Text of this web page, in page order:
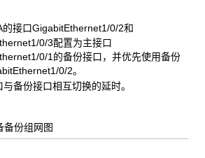
接口GigabitEthernet1/0/2和
0/3配置为主接口
0/1的备份接口，并优先使用备份
0/2。
备份接口相互切换的延时。
备份组网图